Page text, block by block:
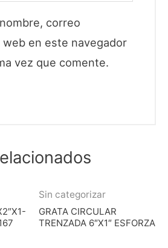
correo
en este navegador
vez que comente.
Sin categorizar
GRATA CIRCULAR
TRENZADA 6″X1″ ESFORZA